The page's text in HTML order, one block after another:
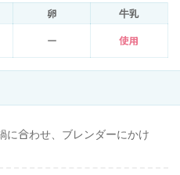
卵
牛乳
ー 使用
に合わせ、ブレンダーにかけ